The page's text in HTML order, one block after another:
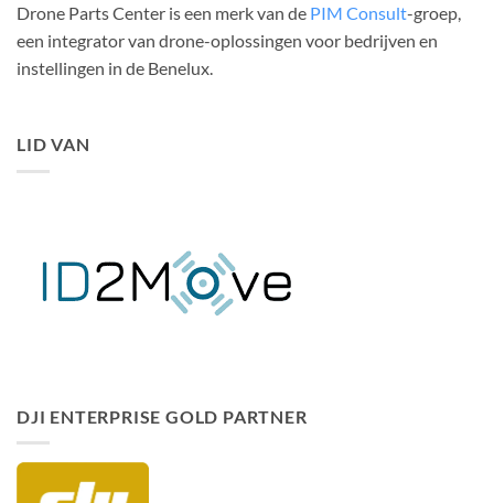
Drone Parts Center is een merk van de PIM Consult-groep,
een integrator van drone-oplossingen voor bedrijven en
instellingen in de Benelux.
LID VAN
DJI ENTERPRISE GOLD PARTNER